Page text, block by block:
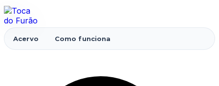
Acervo Como funciona